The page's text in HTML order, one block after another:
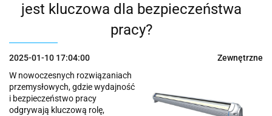
jest kluczowa dla bezpieczeństwa
pracy?
2025-01-10 17:04:00
Zewnętrzne
W nowoczesnych rozwiązaniach
przemysłowych, gdzie wydajność
i bezpieczeństwo pracy
odgrywają kluczową rolę,